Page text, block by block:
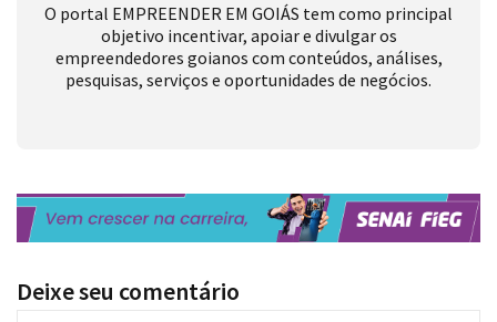
O portal EMPREENDER EM GOIÁS tem como principal
objetivo incentivar, apoiar e divulgar os
empreendedores goianos com conteúdos, análises,
pesquisas, serviços e oportunidades de negócios.